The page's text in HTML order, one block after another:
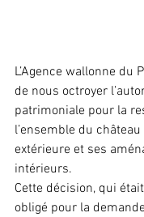
L’Agence wallonne du
de nous octroyer
patrimoniale pour la
l’ensemble du château
extérieure et ses
intérieurs.
Cette décision, qui
obligé pour la